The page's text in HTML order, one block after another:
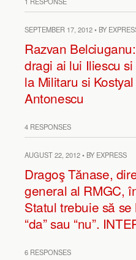
SEPTEMBER 17, 2012 • BY
Razvan
dragi ai lui Iliescu
la Militaru si
Antonescu
4 RESPONSES
AUGUST 22, 2012 • BY EXPRESS
Dragoş Tănase,
general al RMGC,
Statul trebuie să se
“da” sau “nu”.
6 RESPONSES